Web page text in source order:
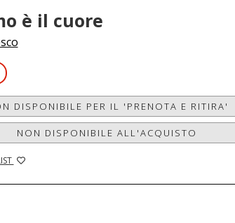
è il cuore
DISPONIBILE PER IL 'PRENOTA E RITIRA'
NON DISPONIBILE ALL'ACQUISTO